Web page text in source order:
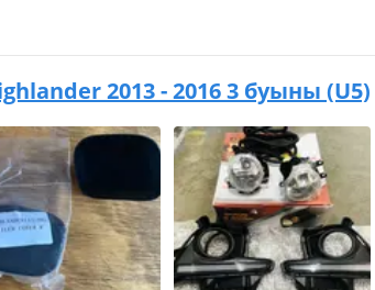
2013 - 2016 3 буыны (U5)